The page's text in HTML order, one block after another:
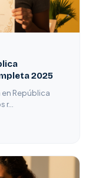
2025
en República
r…